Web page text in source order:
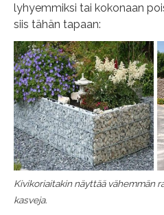
lyhyemmiksi tai kokonaan
siis tähän tapaan:
Kivikoriaitakin näyttää vähemmän
kasveja.